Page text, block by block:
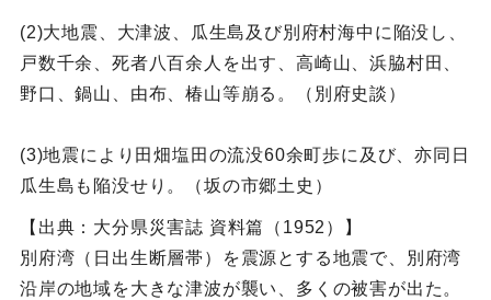
(2)大地震、大津波、瓜生島及び別府村海中に陥没し、
戸数千余、死者八百余人を出す、高崎山、浜脇村田、
野口、鍋山、由布、椿山等崩る。（別府史談）
(3)地震により田畑塩田の流没60余町歩に及び、亦同日
瓜生島も陥没せり。（坂の市郷土史）
【出典：大分県災害誌 資料篇（1952）】
別府湾（日出生断層帯）を震源とする地震で、別府湾
沿岸の地域を大きな津波が襲い、多くの被害が出た。